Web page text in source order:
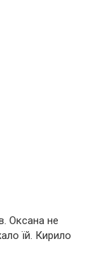
Оксана не
їй. Кирило